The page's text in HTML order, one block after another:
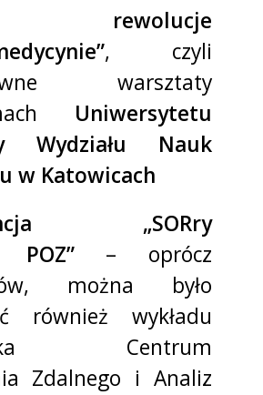
rewolucje
, czyli
warsztaty
Uniwersytetu
Wydziału Nauk
w Katowicach
„SORry
– oprócz
można było
również wykładu
Centrum
Zdalnego i Analiz